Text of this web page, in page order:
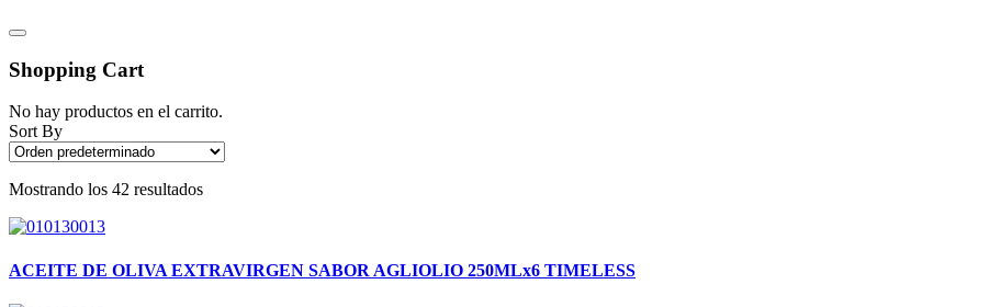
Shopping Cart
No hay productos en el carrito.
Sort By
Mostrando los 42 resultados
ACEITE DE OLIVA EXTRAVIRGEN SABOR AGLIOLIO 250MLx6 TIMELESS